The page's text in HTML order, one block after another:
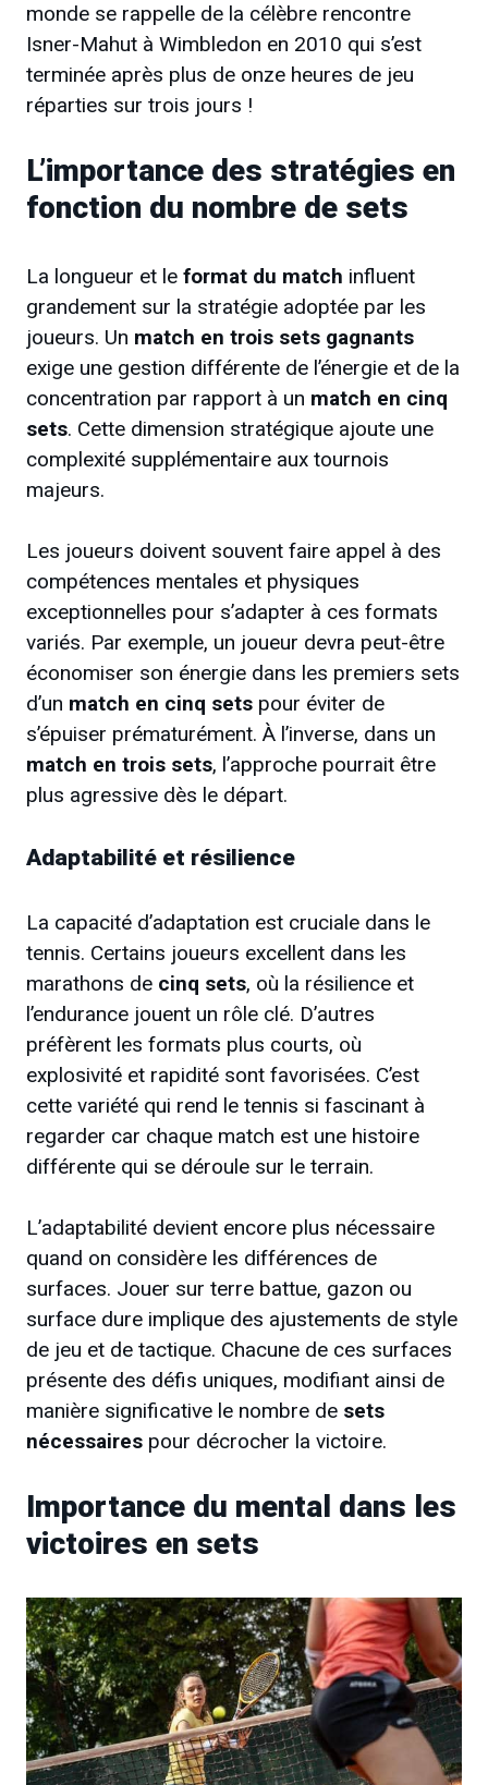
monde se rappelle de la célèbre rencontre
Isner-Mahut à Wimbledon en 2010 qui s’est
terminée après plus de onze heures de jeu
réparties sur trois jours !
L’importance des stratégies en
fonction du nombre de sets
La longueur et le format du match influent
grandement sur la stratégie adoptée par les
joueurs. Un match en trois sets gagnants
exige une gestion différente de l’énergie et de la
concentration par rapport à un match en cinq
sets. Cette dimension stratégique ajoute une
complexité supplémentaire aux tournois
majeurs.
Les joueurs doivent souvent faire appel à des
compétences mentales et physiques
exceptionnelles pour s’adapter à ces formats
variés. Par exemple, un joueur devra peut-être
économiser son énergie dans les premiers sets
d’un match en cinq sets pour éviter de
s’épuiser prématurément. À l’inverse, dans un
match en trois sets, l’approche pourrait être
plus agressive dès le départ.
Adaptabilité et résilience
La capacité d’adaptation est cruciale dans le
tennis. Certains joueurs excellent dans les
marathons de cinq sets, où la résilience et
l’endurance jouent un rôle clé. D’autres
préfèrent les formats plus courts, où
explosivité et rapidité sont favorisées. C’est
cette variété qui rend le tennis si fascinant à
regarder car chaque match est une histoire
différente qui se déroule sur le terrain.
L’adaptabilité devient encore plus nécessaire
quand on considère les différences de
surfaces. Jouer sur terre battue, gazon ou
surface dure implique des ajustements de style
de jeu et de tactique. Chacune de ces surfaces
présente des défis uniques, modifiant ainsi de
manière significative le nombre de sets
nécessaires pour décrocher la victoire.
Importance du mental dans les
victoires en sets